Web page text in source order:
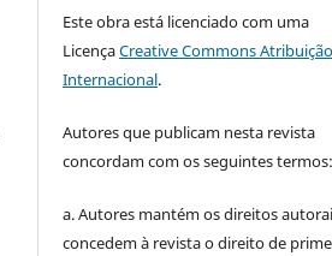
Este obra está licenciado com uma
LicençaCreative Commons
Internacional.
Autores que publicam nesta revista
concordam com os seguintes termos:
a. Autores mantém os direitos
concedem à revista o direito de